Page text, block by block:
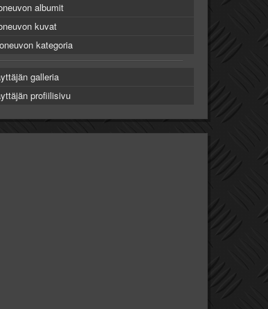
albumit
kuvat
kategoria
galleria
profiilisivu